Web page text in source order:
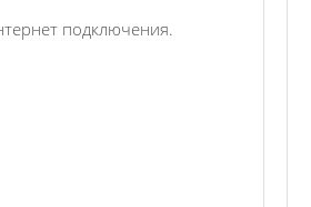
подключения.